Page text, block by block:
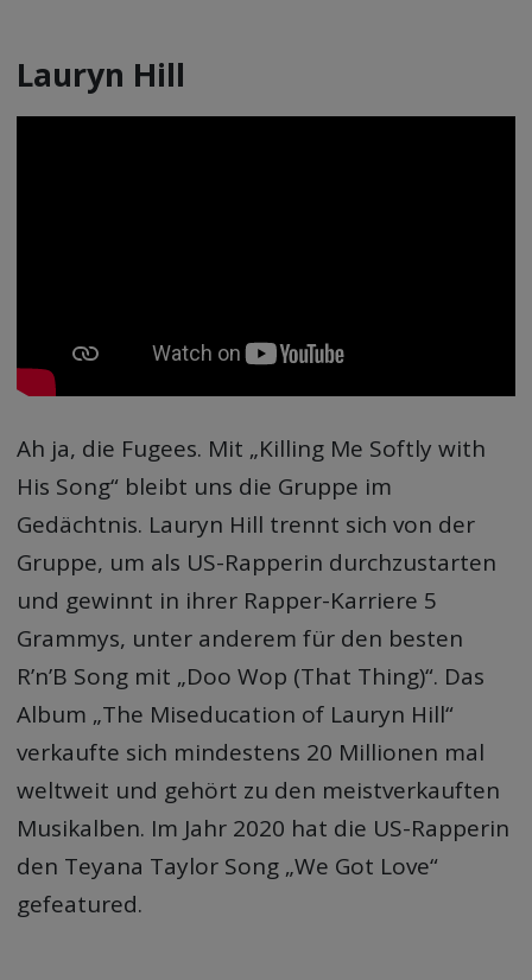
Lauryn Hill
Ah ja, die Fugees. Mit „Killing Me Softly with
His Song“ bleibt uns die Gruppe im
Gedächtnis. Lauryn Hill trennt sich von der
Gruppe, um als US-Rapperin durchzustarten
und gewinnt in ihrer Rapper-Karriere 5
Grammys, unter anderem für den besten
R’n’B Song mit „Doo Wop (That Thing)“. Das
Album „The Miseducation of Lauryn Hill“
verkaufte sich mindestens 20 Millionen mal
weltweit und gehört zu den meistverkauften
Musikalben. Im Jahr 2020 hat die US-Rapperin
den Teyana Taylor Song „We Got Love“
gefeatured.